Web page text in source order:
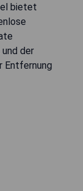
bietet
der
Entfernung